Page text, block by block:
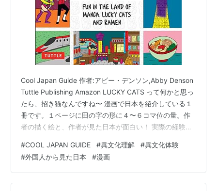
Cool Japan Guide 作者:アビー・デンソン,Abby Denson
Tuttle Publishing Amazon LUCKY CATS って何かと思っ
たら、招き猫なんですね〜 漫画で日本を紹介している１
冊です。１ページに田の字の形に４〜６コマ位の量。作
者の描く絵と、作者が見た日本が面白い！ 実際の経験を
かれています。 漫画にしては、吹き出しでも文字数が多
いですが、そこが外国人には面白いんだ？これに解説が
いるんだ〜？あれ？間違ってない？と、内容は日本のこ
となのに、こちらが関心して面白く読めます。 １つの家
#COOL JAPAN GUIDE #異文化理解 #異文化体験
#外国人から見た日本 #漫画